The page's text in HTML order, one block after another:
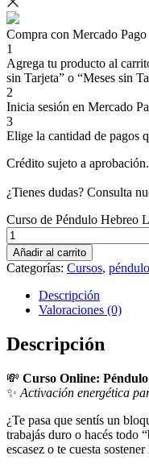
Compra con Mercado
1
Agrega tu producto al
sin Tarjeta” o “Meses sin
2
Inicia sesión en Mercado
3
Elige la cantidad de pagos
Crédito sujeto a aprobación.
¿Tienes dudas? Consulta
Curso de Péndulo Hebreo
Añadir al carrito
Categorías: Cursos, péndulo
Descripción
Valoraciones (0)
Descripción
💸 Curso Online:
✨ Activación energética
¿Te pasa que sentís un
trabajás duro o hacés todo
escasez o te cuesta